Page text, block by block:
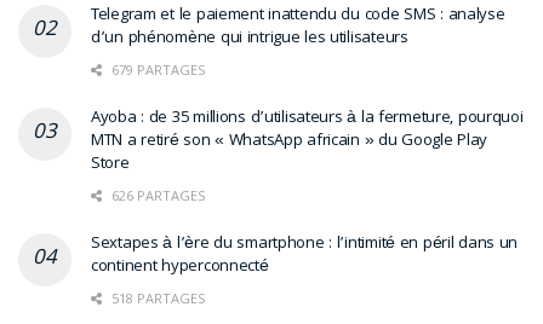
Telegram et le paiement inattendu du code SMS : analyse
d’un phénomène qui intrigue les utilisateurs
679 PARTAGES
Ayoba : de 35 millions d’utilisateurs à la fermeture, pourquoi
MTN a retiré son « WhatsApp africain » du Google Play
Store
626 PARTAGES
Sextapes à l’ère du smartphone : l’intimité en péril dans un
continent hyperconnecté
518 PARTAGES